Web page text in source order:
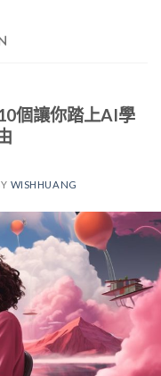
個讓你踏上AI學
WISHHUANG